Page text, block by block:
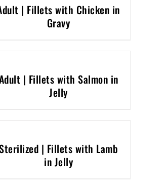
| Fillets with Chicken in
Gravy
| Fillets with Salmon in
Jelly
| Fillets with Lamb
in Jelly